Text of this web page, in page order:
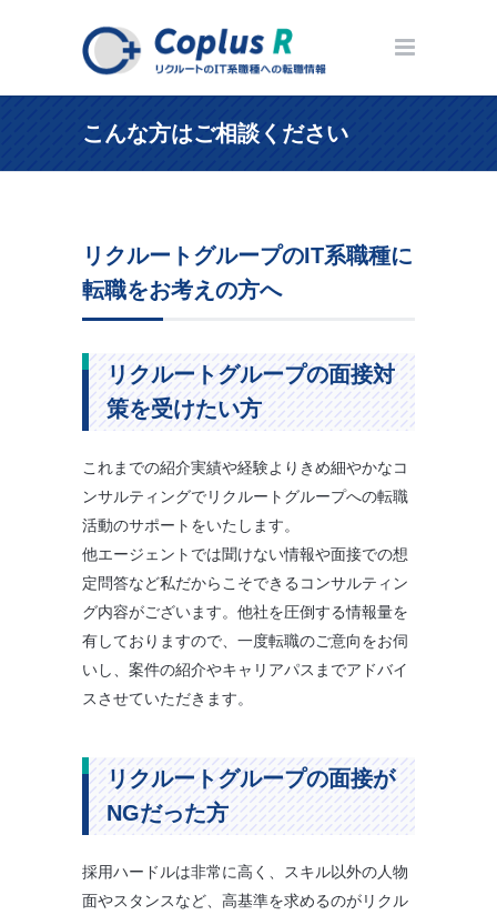
こんな方はご相談ください
リクルートグループのIT系職種に
転職をお考えの方へ
リクルートグループの面接対
策を受けたい方
これまでの紹介実績や経験よりきめ細やかなコ
ンサルティングでリクルートグループへの転職
活動のサポートをいたします。
他エージェントでは聞けない情報や面接での想
定問答など私だからこそできるコンサルティン
グ内容がございます。他社を圧倒する情報量を
有しておりますので、一度転職のご意向をお伺
いし、案件の紹介やキャリアパスまでアドバイ
スさせていただきます。
リクルートグループの面接が
NGだった方
採用ハードルは非常に高く、スキル以外の人物
面やスタンスなど、高基準を求めるのがリクル